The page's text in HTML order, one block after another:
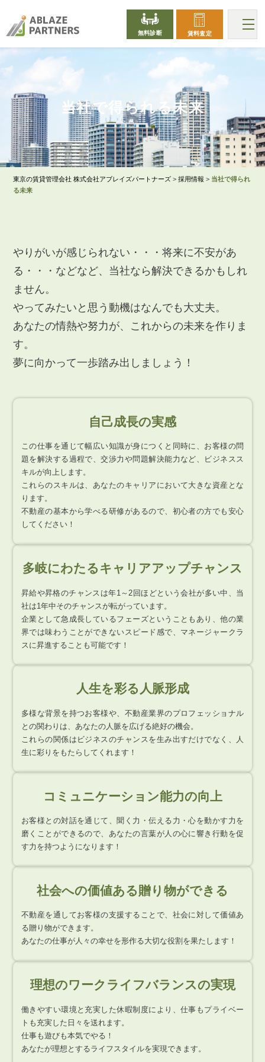
無料診断 賃料査定
FUTURE
当社で得られる未来
東京の賃貸管理会社 株式会社アブレイズパートナーズ >採用情報 > 当社で得られ
る未来
やりがいが感じられない・・・将来に不安があ
る・・・などなど、当社なら解決できるかもしれ
ません。
やってみたいと思う動機はなんでも大丈夫。
あなたの情熱や努力が、これからの未来を作りま
す。
夢に向かって一歩踏み出しましょう！
自己成長の実感
この仕事を通じて幅広い知識が身につくと同時に、お客様の問
題を解決する過程で、交渉力や問題解決能力など、ビジネスス
キルが向上します。
これらのスキルは、あなたのキャリアにおいて大きな資産とな
ります。
不動産の基本から学べる研修があるので、初心者の方でも安心
してください！
多岐にわたるキャリアアップチャンス
昇給や昇格のチャンスは年1～2回ほどという会社が多い中、当
社は1年中そのチャンスが転がっています。
企業として急成長しているフェーズということもあり、他の業
界では味わうことができないスピード感で、マネージャークラ
スに昇進することも可能です！
人生を彩る人脈形成
多様な背景を持つお客様や、不動産業界のプロフェッショナル
との関わりは、あなたの人脈を広げる絶好の機会。
これらの関係はビジネスのチャンスを生み出すだけでなく、人
生に彩りをもたらしてくれます！
コミュニケーション能力の向上
お客様との対話を通じて、聞く力・伝える力・心を動かす力を
磨くことができるので、あなたの言葉が人の心に響き行動を促
す力を持つようになります！
社会への価値ある贈り物ができる
不動産を通してお客様の支援することで、社会に対して価値あ
る贈り物ができます。
あなたの仕事が人々の幸せを形作る大切な役割を果たします！
理想のワークライフバランスの実現
働きやすい環境と充実した休暇制度により、仕事もプライベー
トも充実した日々を送れます。
仕事も遊びも本気でやる！
あなたが理想とするライフスタイルを実現できます。